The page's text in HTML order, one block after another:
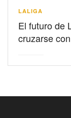
LALIGA
El futuro de
cruzarse